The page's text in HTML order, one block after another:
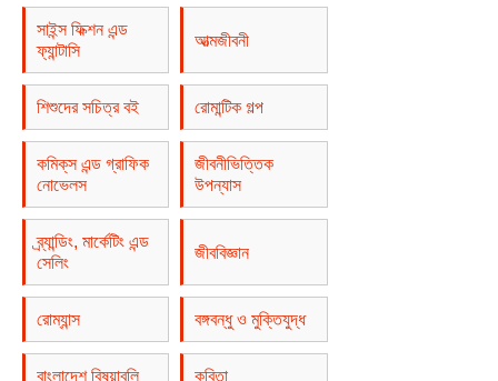
সাইন্স ফিক্শন এন্ড
ফ্যান্টাসি
আত্মজীবনী
শিশুদের সচিত্র বই রোমান্টিক গল্প
কমিক্‌স এন্ড গ্রাফিক
নোভেলস
জীবনীভিত্তিক
উপন্যাস
ব্র্যান্ডিং, মার্কেটিং এন্ড
সেলিং
জীববিজ্ঞান
রোম্যান্স বঙ্গবন্ধু ও মুক্তিযুদ্ধ
বাংলাদেশ বিষয়াবলি কবিতা